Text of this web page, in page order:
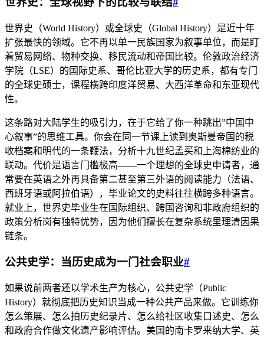
世界史（World History）或全球史（Global History）是近十年
扩张最快的领域。它不再以单一民族国家为叙事单位，而是盯
着贸易网络、物种交换、移民流动和帝国比较。伦敦政治经济
学院（LSE）的国际史系、哥伦比亚大学的历史系，都有专门
的全球史硕士，课程横跨印度洋贸易、大西洋革命和东亚现代
性。
这条路对大陆学生的吸引力，在于它给了你一种跳出”中国中
心叙事”的思维工具。你会在同一节课上读到奥斯曼帝国的税
收档案和明代的一条鞭法，分析十九世纪孟买和上海棉纺业的
联动。代价是语言门槛极高——一个理想的全球史申请者，通
常要在英语之外再具备第二甚至第三外语的阅读能力（法语、
西班牙语或阿拉伯语），毕业论文的史料往往横跨多种语言。
就业上，世界史毕业生在国际组织、跨国咨询和非政府组织的
政策分析岗有独特优势，因为他们擅长在复杂系统里理清因果
链条。
公共史学：当历史成为一门社会职业#
如果说前两者还以学术生产为核心，公共史学（Public
History）就彻底把历史知识当成一种公共产品来做。它训练你
怎么策展、怎么拍历史纪录片、怎么给社区收集口述史、怎么
和政府合作做文化遗产影响评估。美国的南卡罗来纳大学、英